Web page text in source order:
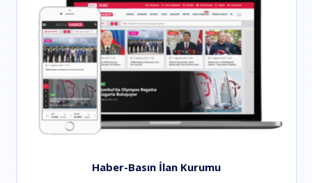
Haber-Basın İlan Kurumu